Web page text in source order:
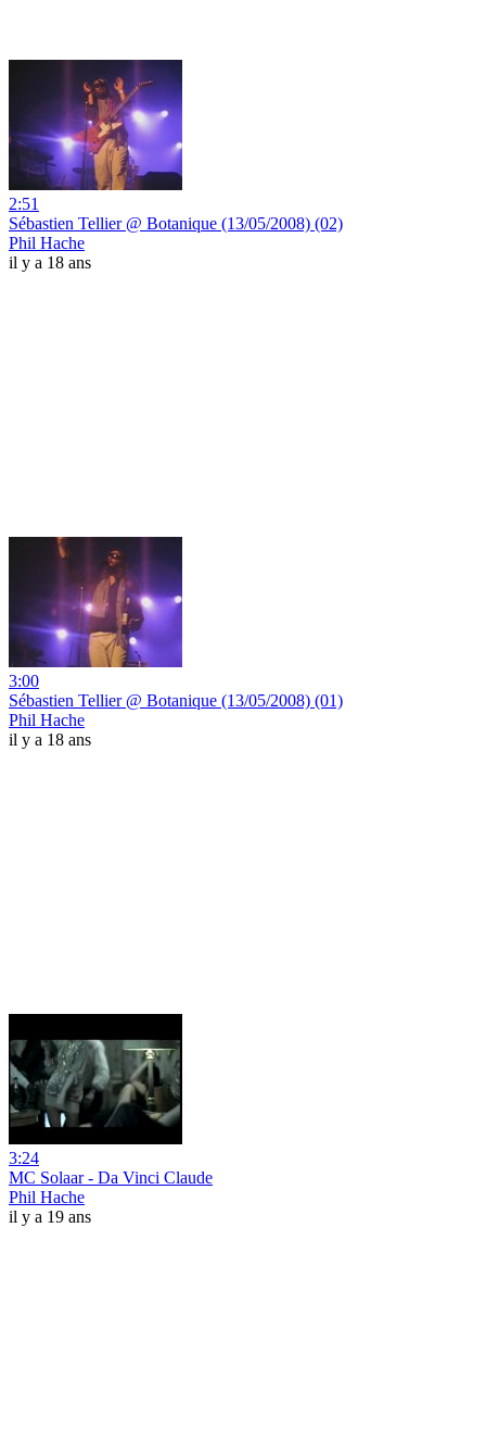
2:51
Sébastien Tellier @ Botanique (13/05/2008) (02)
Phil Hache
il y a 18 ans
3:00
Sébastien Tellier @ Botanique (13/05/2008) (01)
Phil Hache
il y a 18 ans
3:24
MC Solaar - Da Vinci Claude
Phil Hache
il y a 19 ans